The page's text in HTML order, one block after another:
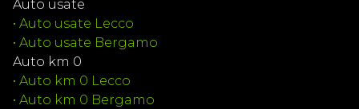
Auto usate
• Auto usate Lecco
• Auto usate Bergamo
Auto km 0
• Auto km 0 Lecco
• Auto km 0 Bergamo